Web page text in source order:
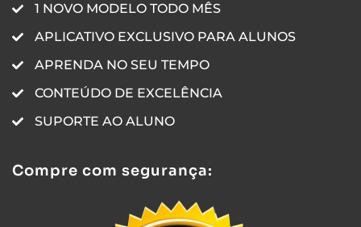
1 NOVO MODELO TODO MÊS
APLICATIVO EXCLUSIVO PARA ALUNOS
APRENDA NO SEU TEMPO
CONTEÚDO DE EXCELÊNCIA
SUPORTE AO ALUNO
Compre com segurança: